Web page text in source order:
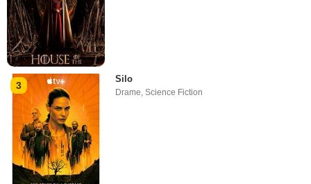
3
Silo
Drame,Science Fiction